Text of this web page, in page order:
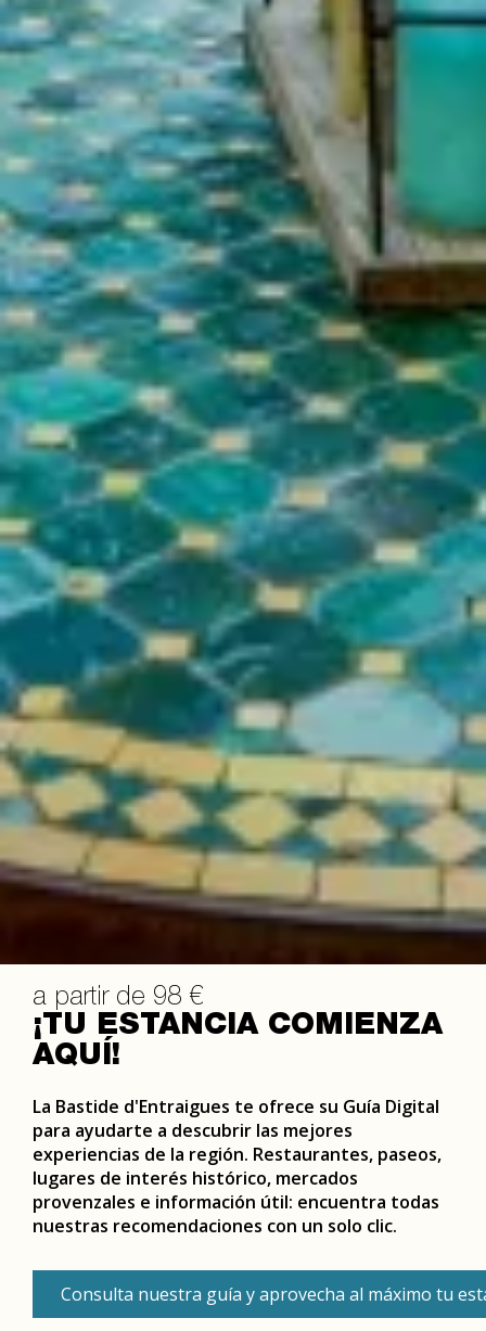
a partir de 98 €
¡TU ESTANCIA COMIENZA
AQUÍ!
La Bastide d'Entraigues te ofrece su Guía Digital
para ayudarte a descubrir las mejores
experiencias de la región. Restaurantes, paseos,
lugares de interés histórico, mercados
provenzales e información útil: encuentra todas
nuestras recomendaciones con un solo clic.
Consulta nuestra guía y aprovecha al máximo tu